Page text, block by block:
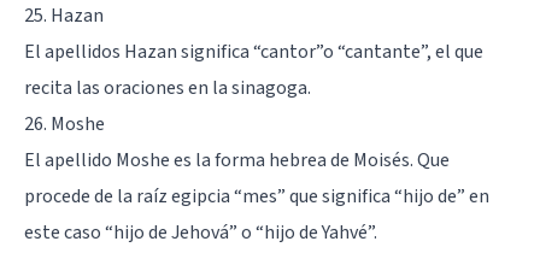
25. Hazan
El apellidos Hazan significa “cantor”o “cantante”, el que
recita las oraciones en la sinagoga.
26. Moshe
El apellido Moshe es la forma hebrea de Moisés. Que
procede de la raíz egipcia “mes” que significa “hijo de” en
este caso “hijo de Jehová” o “hijo de Yahvé”.